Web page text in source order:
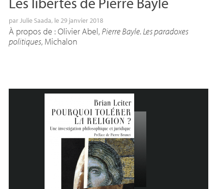
parJulie Saada, le 29 janvier 2018
À propos de : Olivier Abel,Pierre Bayle. Les paradoxes
politiques, Michalon